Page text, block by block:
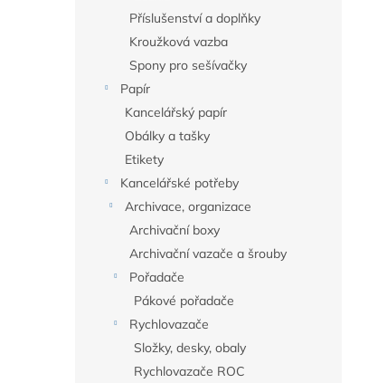
Příslušenství a doplňky
Kroužková vazba
Spony pro sešívačky
Papír
Kancelářský papír
Obálky a tašky
Etikety
Kancelářské potřeby
Archivace, organizace
Archivační boxy
Archivační vazače a šrouby
Pořadače
Pákové pořadače
Rychlovazače
Složky, desky, obaly
Rychlovazače ROC